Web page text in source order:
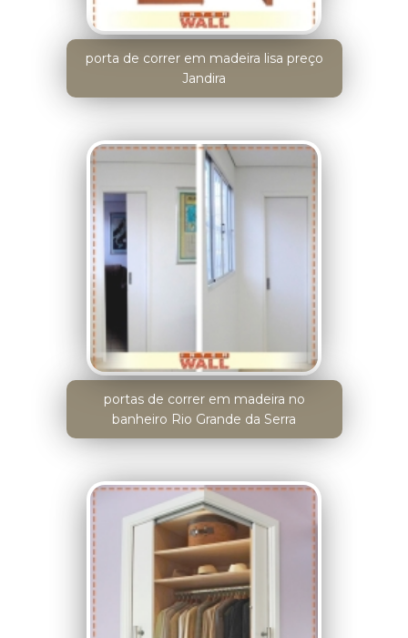
porta de correr em madeira lisa preço
Jandira
portas de correr em madeira no
banheiro Rio Grande da Serra